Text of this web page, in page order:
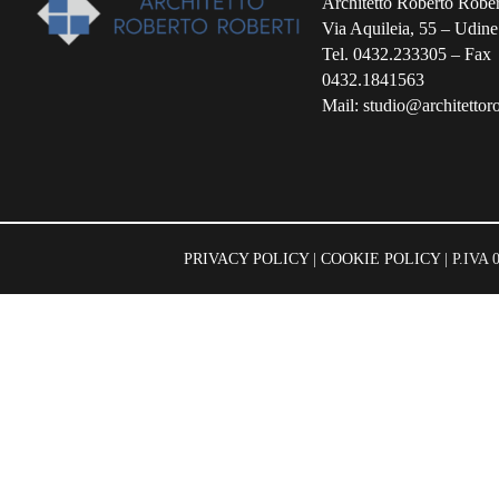
Via Aquileia, 55 –
Tel. 0432.233305 – Fax
0432.1841563
Mail:
PRIVACY POLICY| COOKIE POLICY| P.IVA